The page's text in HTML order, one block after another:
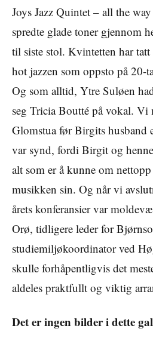
Joys Jazz Quintet – all the
spredte glade toner gjennom
til siste stol. Kvintetten har
hot jazzen som oppsto på 20-
Og som alltid, Ytre Suløen
seg Tricia Boutté på vokal. Vi
Glomstua før Birgits husband
var synd, fordi Birgit og
alt som er å kunne om
musikken sin. Og når vi
årets konferansier var
Orø, tidligere leder for
studiemiljøkoordinator ved
skulle forhåpentligvis det
aldeles praktfullt og viktig
Det er ingen bilder i dette